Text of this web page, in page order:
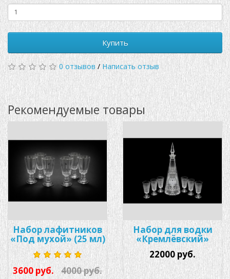
Купить
0 отзывов / Написать отзыв
Рекомендуемые товары
Набор лафитников
«Под мухой» (25 мл)
3600 руб. 4000 руб.
Набор для водки
«Кремлёвский»
22000 руб.